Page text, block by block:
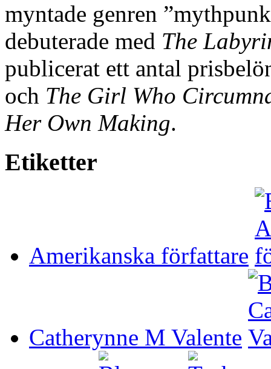
myntade genren
debuterade med The
publicerat ett antal
och The Girl Who
Her Own Making.
Etiketter
Amerikanska författare
Catherynne M Valente